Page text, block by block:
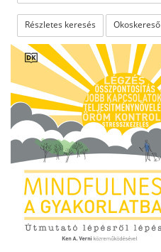
Részletes keresés Okoskereső